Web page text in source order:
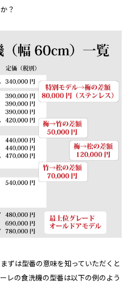
？
ずは型番の意味を知っていただくと
レの食洗機の型番は以下の例のよう